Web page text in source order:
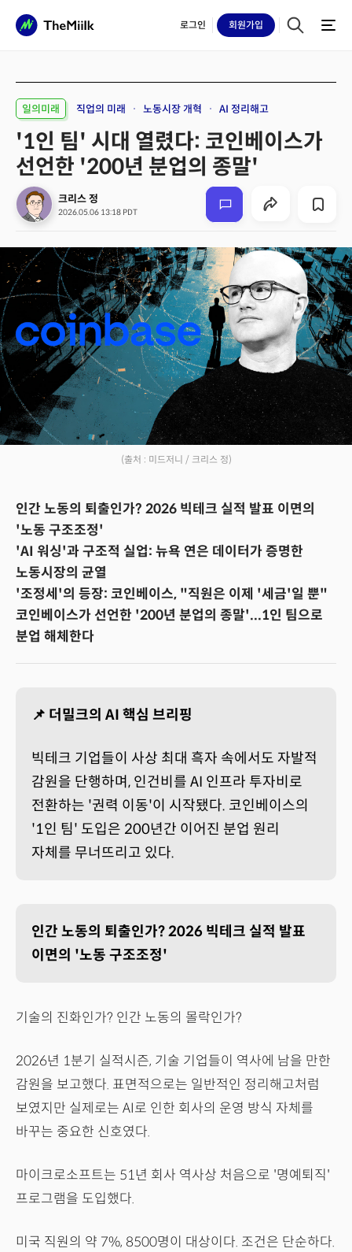
로그인 회원가입
일의미래 직업의 미래 노동시장 개혁 AI 정리해고
'1인 팀' 시대 열렸다: 코인베이스가
선언한 '200년 분업의 종말'
크리스 정
2026.05.06 13:18 PDT
(출처 : 미드저니 / 크리스 정)
인간 노동의 퇴출인가? 2026 빅테크 실적 발표 이면의
'노동 구조조정'
'AI 워싱'과 구조적 실업: 뉴욕 연은 데이터가 증명한
노동시장의 균열
'조정세'의 등장: 코인베이스, "직원은 이제 '세금'일 뿐"
코인베이스가 선언한 '200년 분업의 종말'...1인 팀으로
분업 해체한다
📌 더밀크의 AI 핵심 브리핑
빅테크 기업들이 사상 최대 흑자 속에서도 자발적
감원을 단행하며, 인건비를 AI 인프라 투자비로
전환하는 '권력 이동'이 시작됐다. 코인베이스의
'1인 팀' 도입은 200년간 이어진 분업 원리
자체를 무너뜨리고 있다.
인간 노동의 퇴출인가? 2026 빅테크 실적 발표
이면의 '노동 구조조정'
기술의 진화인가? 인간 노동의 몰락인가?
2026년 1분기 실적시즌, 기술 기업들이 역사에 남을 만한
감원을 보고했다. 표면적으로는 일반적인 정리해고처럼
보였지만 실제로는 AI로 인한 회사의 운영 방식 자체를
바꾸는 중요한 신호였다.
마이크로소프트는 51년 회사 역사상 처음으로 '명예퇴직'
프로그램을 도입했다.
미국 직원의 약 7%, 8500명이 대상이다. 조건은 단순하다.